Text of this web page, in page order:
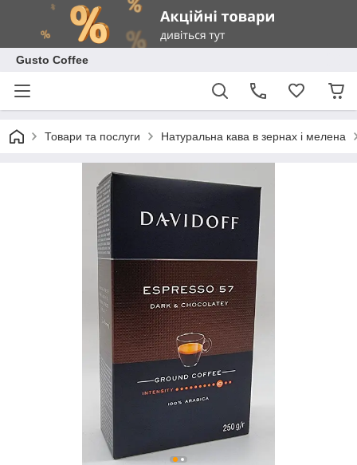
Gusto Coffee
Товари та послуги Натуральна кава в зернах і мелена